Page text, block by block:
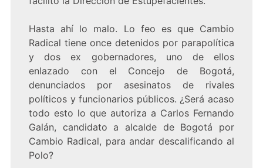
Hasta ahí lo malo. Lo feo es que Cambio
Radical tiene once detenidos por parapolítica
y dos ex gobernadores, uno de ellos
enlazado con el Concejo de Bogotá,
denunciados por asesinatos de rivales
políticos y funcionarios públicos. ¿Será acaso
todo esto lo que autoriza a Carlos Fernando
Galán, candidato a alcalde de Bogotá por
Cambio Radical, para andar descalificando al
Polo?